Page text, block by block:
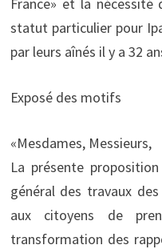
statut particulier pour
par leurs aînés il y a 32
Exposé des motifs
«Mesdames, Messieurs,
La présente
général des travaux
aux citoyens de
transformation des